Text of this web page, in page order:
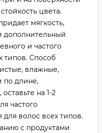
цвета.
мягкость,
дополнительный
и частого
типов. Способ
влажные,
по длине,
на 1-2
частого
волос всех типов.
с продуктами